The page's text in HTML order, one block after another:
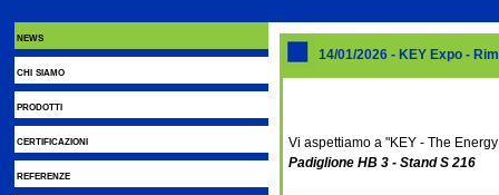
news
chi siamo
prodotti
certificazioni
referenze
14/01/2026 - KEY Expo -
Vi aspettiamo a "KEY - The
Padiglione HB 3 - Stand S 216